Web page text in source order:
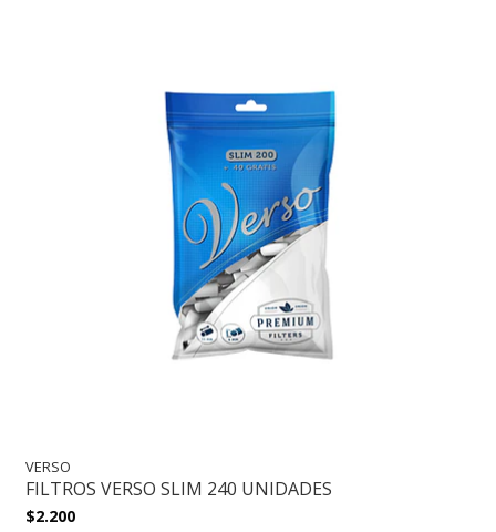
VERSO
FILTROS VERSO SLIM 240 UNIDADES
$2.200